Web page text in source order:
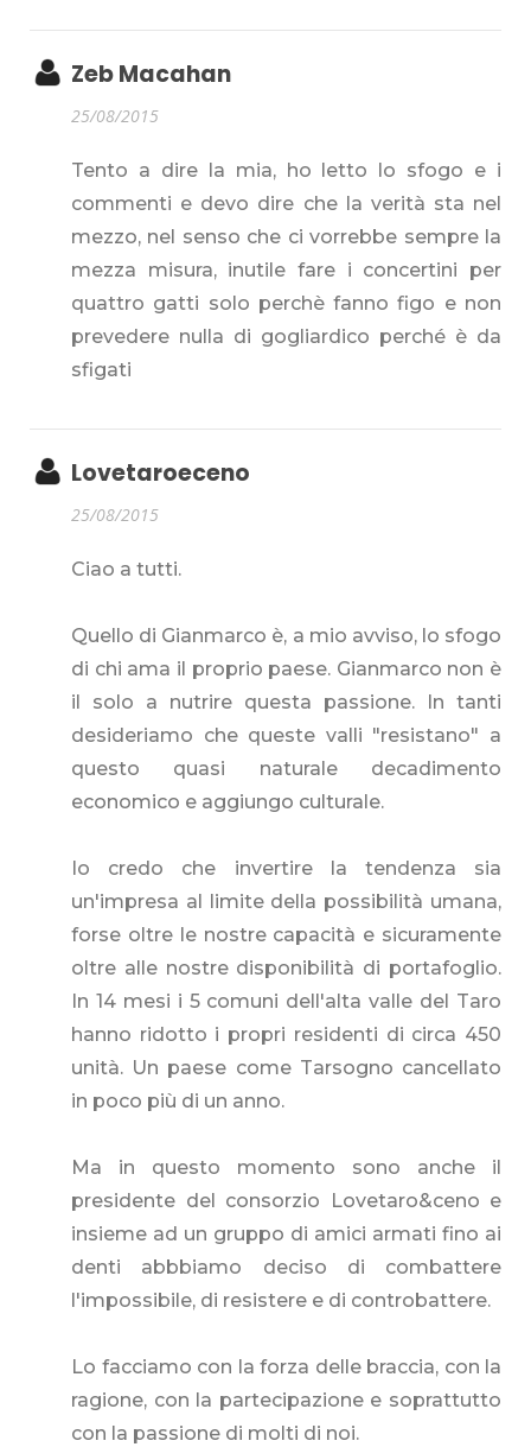
Zeb Macahan
25/08/2015
Tento a dire la mia, ho letto lo sfogo e i
commenti e devo dire che la verità sta nel
mezzo, nel senso che ci vorrebbe sempre la
mezza misura, inutile fare i concertini per
quattro gatti solo perchè fanno figo e non
prevedere nulla di gogliardico perché è da
sfigati
Lovetaroeceno
25/08/2015
Ciao a tutti.
Quello di Gianmarco è, a mio avviso, lo sfogo
di chi ama il proprio paese. Gianmarco non è
il solo a nutrire questa passione. In tanti
desideriamo che queste valli "resistano" a
questo quasi naturale decadimento
economico e aggiungo culturale.
Io credo che invertire la tendenza sia
un'impresa al limite della possibilità umana,
forse oltre le nostre capacità e sicuramente
oltre alle nostre disponibilità di portafoglio.
In 14 mesi i 5 comuni dell'alta valle del Taro
hanno ridotto i propri residenti di circa 450
unità. Un paese come Tarsogno cancellato
in poco più di un anno.
Ma in questo momento sono anche il
presidente del consorzio Lovetaro&ceno e
insieme ad un gruppo di amici armati fino ai
denti abbbiamo deciso di combattere
l'impossibile, di resistere e di controbattere.
Lo facciamo con la forza delle braccia, con la
ragione, con la partecipazione e soprattutto
con la passione di molti di noi.